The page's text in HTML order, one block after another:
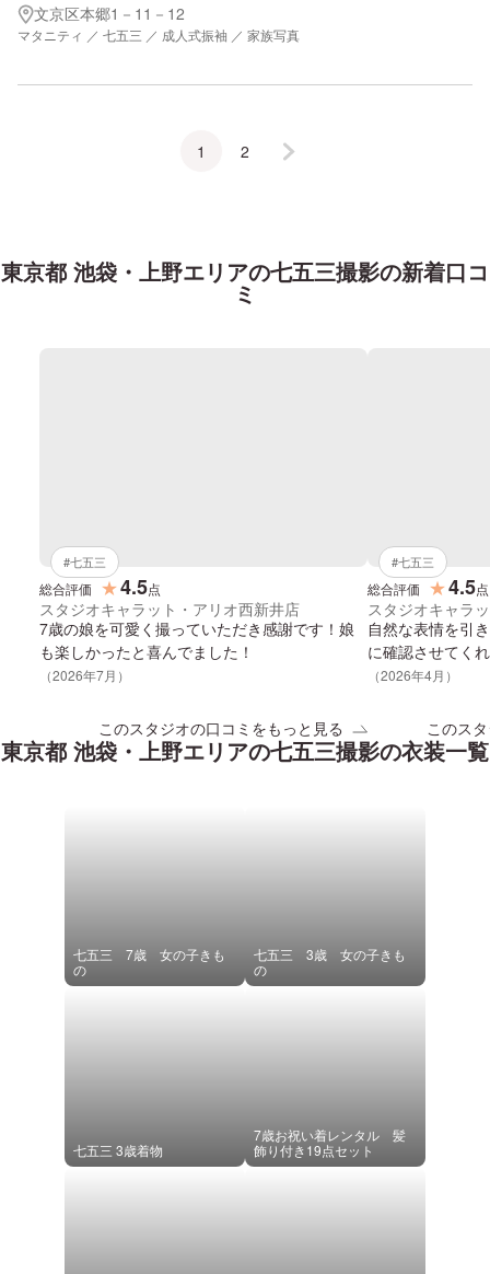
文京区本郷1－11－12
マタニティ ／ 七五三 ／ 成人式振袖 ／ 家族写真
1 2
東京都 池袋・上野エリアの七五三撮影の新着口コ
ミ
#七五三
総合評価 ★4.5点
スタジオキャラット・アリオ西新井店
7歳の娘を可愛く撮っていただき感謝です！娘
も楽しかったと喜んでました！
（2026年7月）
このスタジオの口コミをもっと見る
#七五三
総合評価 ★4.5点
スタジオキャラ
自然な表情を引
に確認させてく
（2026年4月）
このス
東京都 池袋・上野エリアの七五三撮影の衣装一覧
七五三 7歳 女の子きも
の
七五三 3歳 女の子きも
の
七五三 3歳着物
7歳お祝い着レンタル 髪
飾り付き19点セット